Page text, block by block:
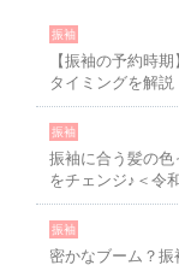
振袖
【振袖の予約時
タイミングを解説
振袖
振袖に合う髪の
をチェンジ♪＜令
振袖
密かなブーム？